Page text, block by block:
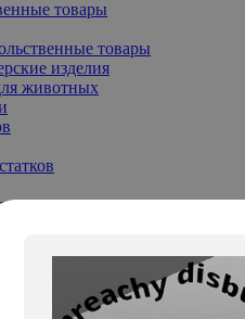
товары
товары
изделия
животных
до -50%
-70%